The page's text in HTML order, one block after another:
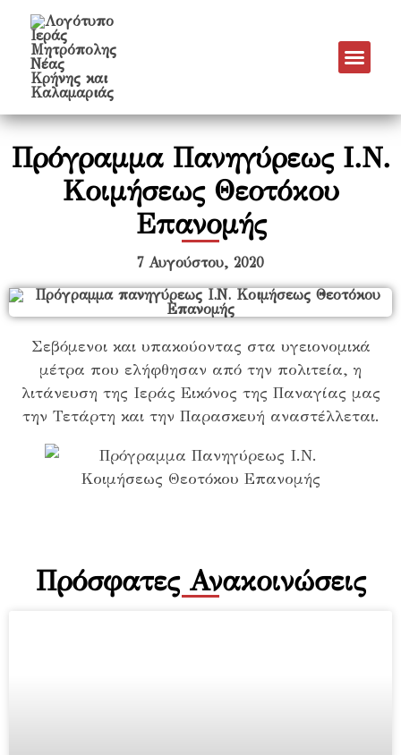
Πρόγραμμα Πανηγύρεως Ι.Ν.
Κοιμήσεως Θεοτόκου
Επανομής
7 Αυγούστου, 2020
Σεβόμενοι και υπακούοντας στα υγειονομικά
μέτρα που ελήφθησαν από την πολιτεία, η
λιτάνευση της Ιεράς Εικόνος της Παναγίας μας
την Τετάρτη και την Παρασκευή αναστέλλεται.
Πρόσφατες Ανακοινώσεις